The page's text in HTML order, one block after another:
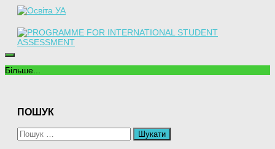
Більше...
ПОШУК
Пошук: